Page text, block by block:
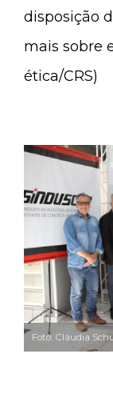
disposição
mais sobre
ética/CRS)
Foto: Cláudia